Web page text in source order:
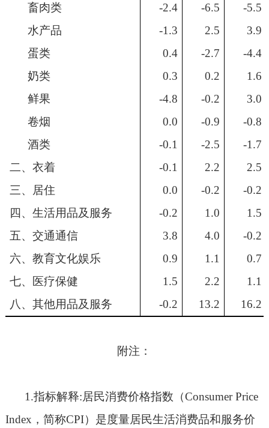
畜肉类
-2.4 -6.5
-5.5
水产品
-1.3 2.5
3.9
蛋类
0.4 -2.7
-4.4
奶类
0.3 0.2
1.6
鲜果
-4.8 -0.2
3.0
卷烟
0.0 -0.9
-0.8
酒类
-0.1 -2.5
-1.7
二、衣着
-0.1 2.2
2.5
三、居住
0.0 -0.2
-0.2
四、生活用品及服务
-0.2 1.0
1.5
五、交通通信
3.8 4.0
-0.2
六、教育文化娱乐
0.9 1.1
0.7
七、医疗保健
1.5 2.2
1.1
八、其他用品及服务
-0.2 13.2 16.2
附注：
1.指标解释:居民消费价格指数（Consumer Price
Index ，简称CPI）是度量居民生活消费品和服务价